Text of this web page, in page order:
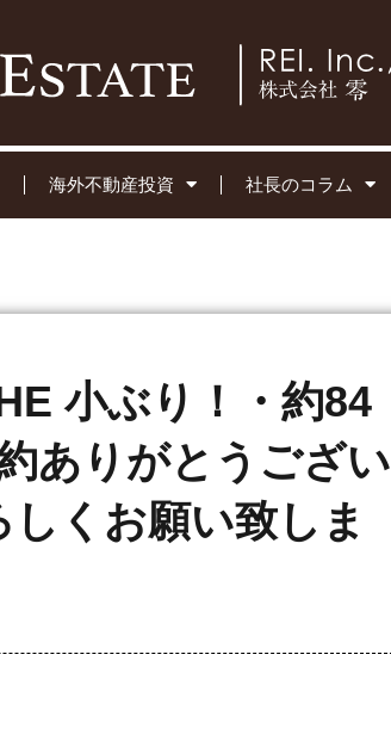
海外不動産投資 社長のコラム
小ぶり！・約84
ありがとうござい
くお願い致しま